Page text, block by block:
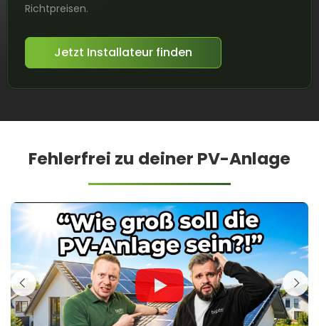
Richtpreisen.
Jetzt Installateur finden
Fehlerfrei zu deiner PV-Anlage